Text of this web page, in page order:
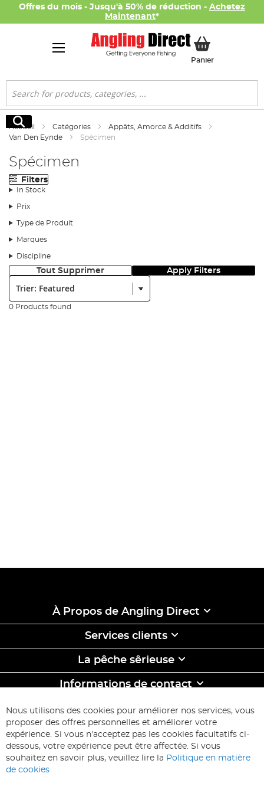
Offres du mois - Jusqu'à 50% de réduction - Achetez
Maintenant*
PanierMon panier
Rechercher
Rechercher
Accueil Catégories
Appâts, Amorce & Additifs
Van Den Eynde
Spécimen
Spécimen
Filters
In Stock
Prix
Type de Produit
Marques
Discipline
Tout Supprimer Apply Filters
0 Products found
À Propos de Angling Direct
Services clients
La pêche sêrieuse
Informations de contact
ABONNEZ-VOUS & ECONOMISEZ
Inscription
à
d’information
:
Inscription
Nous utilisons des cookies pour améliorer nos services, vous
proposer des offres personnelles et améliorer votre
expérience. Si vous n'acceptez pas les cookies facultatifs ci-
dessous, votre expérience peut être affectée. Si vous
souhaitez en savoir plus, veuillez lire la Politique en matière
de cookies